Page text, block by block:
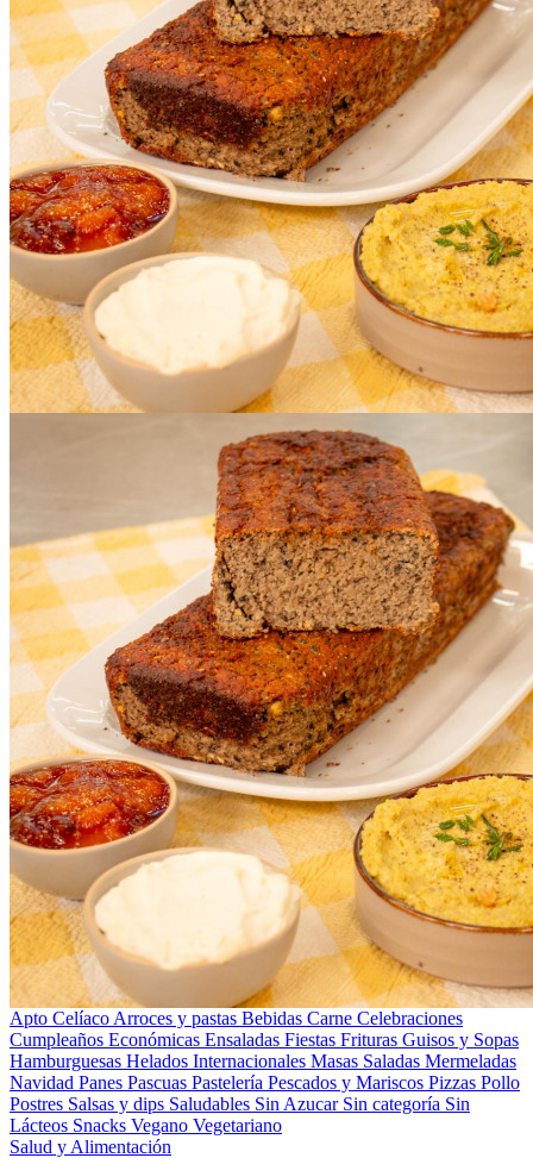
Apto Celíaco Arroces y pastas Bebidas Carne Celebraciones
Cumpleaños Económicas Ensaladas Fiestas Frituras Guisos y Sopas
Hamburguesas Helados Internacionales Masas Saladas Mermeladas
Navidad Panes Pascuas Pastelería Pescados y Mariscos Pizzas Pollo
Postres Salsas y dips Saludables Sin Azucar Sin categoría Sin
Lácteos Snacks Vegano Vegetariano
Salud y Alimentación